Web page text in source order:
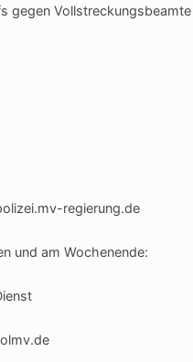
gegen
regierung.de
und am Wochenende: